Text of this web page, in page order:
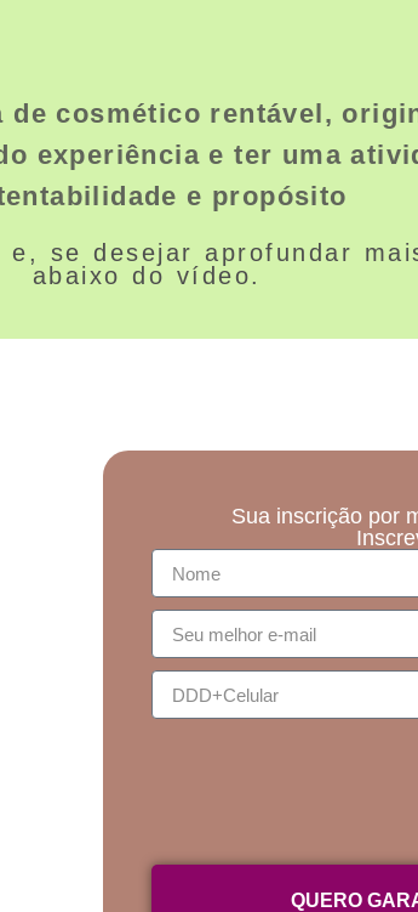
de cosmético rentável,
experiência e ter uma
e propósito
se desejar aprofundar
abaixo do vídeo.
Sua inscrição por
QUERO